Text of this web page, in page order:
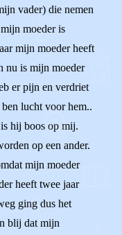
vader) die nemen
moeder is
mijn moeder heeft
nu is mijn moeder
er pijn en verdriet
lucht voor hem..
hij boos op mij.
op een ander.
mijn moeder
heeft twee jaar
ging dus het
blij dat mijn